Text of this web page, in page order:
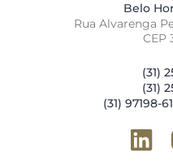
Belo
Rua Alvarenga
CEP
(31)
(31)
(31) 97198-